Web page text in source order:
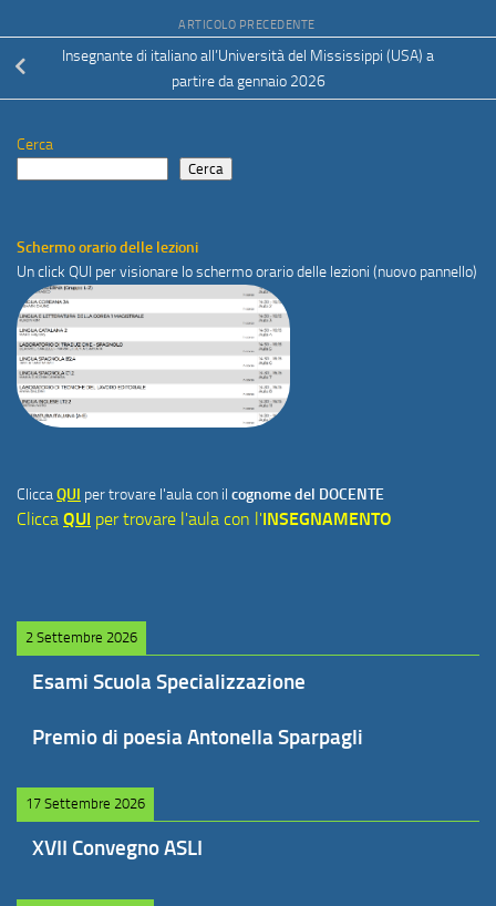
ARTICOLO PRECEDENTE
Insegnante di italiano all’Università del Mississippi (USA) a
partire da gennaio 2026
Cerca
Cerca
Schermo orario delle lezioni
Un click QUI per visionare lo schermo orario delle lezioni (nuovo pannello)
CliccaQUI per trovare l'aula con il cognome del DOCENTE
Clicca QUI per trovare l'aula con l'INSEGNAMENTO
2 Settembre 2026
Esami Scuola Specializzazione
Premio di poesia Antonella Sparpagli
17 Settembre 2026
XVII Convegno ASLI